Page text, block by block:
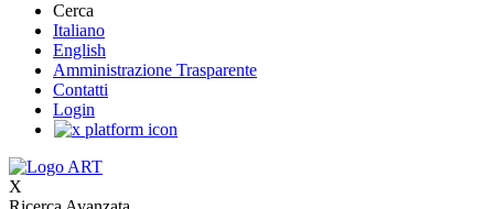
Cerca
Italiano
English
Amministrazione Trasparente
Contatti
Login
X